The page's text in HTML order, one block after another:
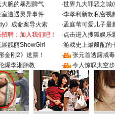
大腕的暴烈脾气 ·世界九大罪恶之城
室遭遇灵异事件 ·李孝利新欢私密视
》成命案导火索 ·孟庭苇可爱儿子最
聘：加入我们吧！ ·点击进入搜狐娱乐
展靓丽ShowGirl ·游戏史上最般配的
金刚2》送票！ ·
张元首透露戒
爆李湘胎教 · 令人惊叹太空